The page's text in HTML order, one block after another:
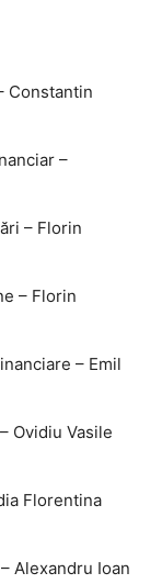
Constantin
–
– Florin
– Florin
– Emil
Ovidiu Vasile
Florentina
Alexandru Ioan